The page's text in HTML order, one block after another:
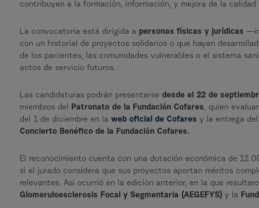
contribuyen a la formación, información, y mejora de la calidad
La convocatoria está dirigida a personas físicas y jurídicas
con un historial de proyectos solidarios o que hayan
de los pacientes, las comunidades vulnerables o el sistema
actos de servicio futuros.
Las candidaturas podrán presentarse desde el 22 de
miembros del
Patronato de la Fundación Cofares, quien
del 1 de diciembre en la web oficial de Cofares y la entrega
Concierto Benéfico de la Fundación Cofares.
El reconocimiento cuenta con una dotación económica de
si el jurado considera que sus proyectos aportan méritos
relevantes. Así ocurrió en la edición anterior, en la que
Glomeruloesclerosis Focal y Segmentaria (AEGEFYS) y la